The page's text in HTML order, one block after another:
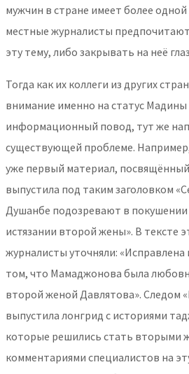
мужчин в стране имеет более
местные журналисты
эту тему, либо закрывать на неё
Тогда как их коллеги из других
внимание именно на статус Мадины
информационный повод, тут же
существующей проблеме.
уже первый материал,
выпустила под таким заголовком
Душанбе подозревают в покушении
истязании второй жены». В тексте
журналисты уточняли:
том, что Мамаджонова была
второй женой Давлятова». Следом
выпустила лонгрид с историями
которые решились стать вторыми
комментариями специалистов на